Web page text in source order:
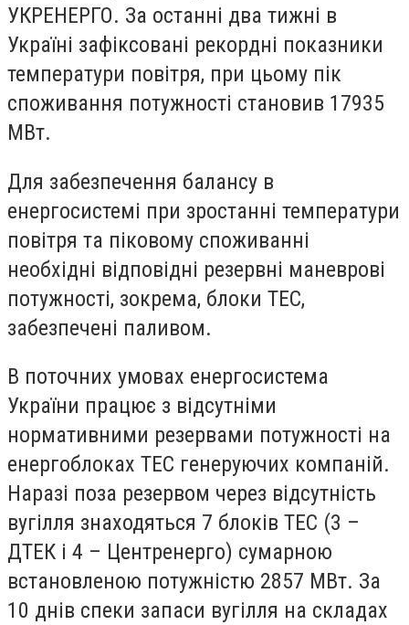
УКРЕНЕРГО. За останні два тижні в
Україні зафіксовані рекордні показники
температури повітря, при цьому пік
споживання потужності становив 17935
МВт.
Для забезпечення балансу в
енергосистемі при зростанні температури
повітря та піковому споживанні
необхідні відповідні резервні маневрові
потужності, зокрема, блоки ТЕС,
забезпечені паливом.
В поточних умовах енергосистема
України працює з відсутніми
нормативними резервами потужності на
енергоблоках ТЕС генеруючих компаній.
Наразі поза резервом через відсутність
вугілля знаходяться 7 блоків ТЕС (3 –
ДТЕК і 4 – Центренерго) сумарною
встановленою потужністю 2857 МВт. За
10 днів спеки запаси вугілля на складах